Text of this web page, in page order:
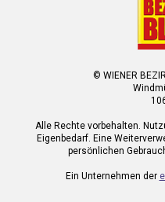
© WIENER
Alle Rechte vorbehalten.
Eigenbedarf. Eine
persönlichen
Ein Unternehmen der